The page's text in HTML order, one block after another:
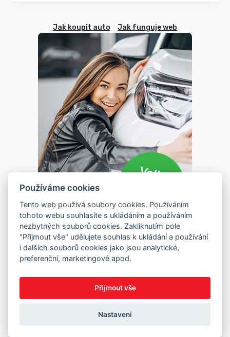
Jak koupit auto Jak funguje web
Používáme cookies
Tento web používá soubory cookies. Používáním
tohoto webu souhlasíte s ukládáním a používáním
nezbytných souborů cookies. Zakliknutím pole
"Přijmout vše" udělujete souhlas k ukládání a používání
i dalších souborů cookies jako jsou analytické,
preferenční, marketingové apod.
Přijmout vše
Nastavení